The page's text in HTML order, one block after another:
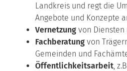
Landkreis und regt die
Angebote und Konzepte
Vernetzung von Diensten
Fachberatung von
Gemeinden und
Öffentlichkeitsarbeit,